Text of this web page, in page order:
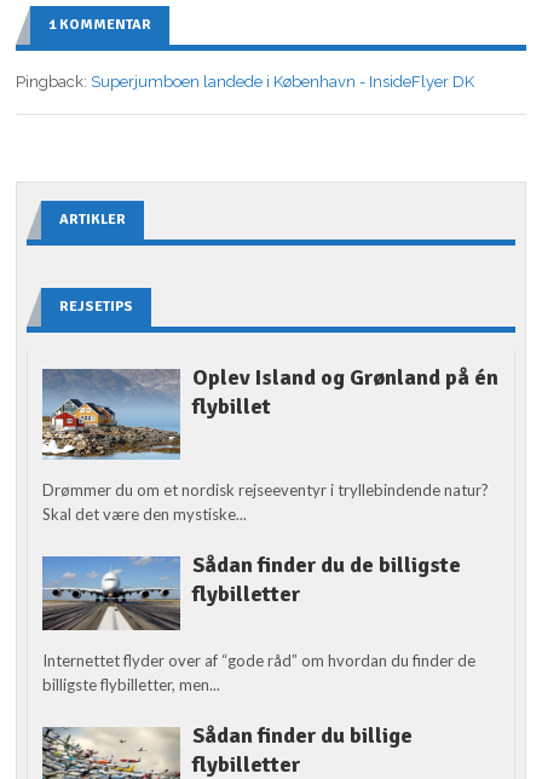
1 KOMMENTAR
Pingback: Superjumboen landede i København - InsideFlyer DK
ARTIKLER
REJSETIPS
Oplev Island og Grønland på én
flybillet
Drømmer du om et nordisk rejseeventyr i tryllebindende natur?
Skal det være den mystiske...
Sådan finder du de billigste
flybilletter
Internettet flyder over af “gode råd” om hvordan du finder de
billigste flybilletter, men...
Sådan finder du billige
flybilletter